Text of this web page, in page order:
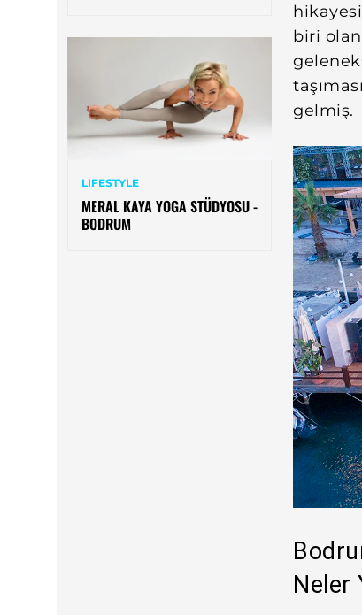
LIFESTYLE
MERAL KAYA YOGA STÜDYOSU -
BODRUM
biri olan
gelmiş.
Neler